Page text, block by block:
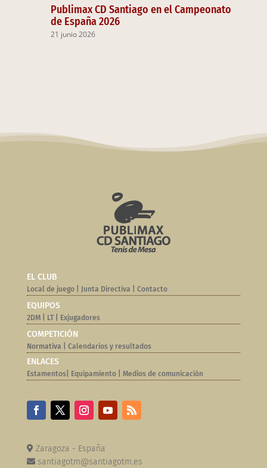
Publimax CD Santiago en el Campeonato
de España 2026
21 junio 2026
EL CLUB
Local de juego| Junta Directiva Contacto
EQUIPOS
2DM| LT| Exjugadores
COMPETICIÓN
Normativa | Calendarios y resultados
ENLACES
Estamentos| Equipamiento| Medios de comunicación
Zaragoza - España
santiagotm@santiagotm.es